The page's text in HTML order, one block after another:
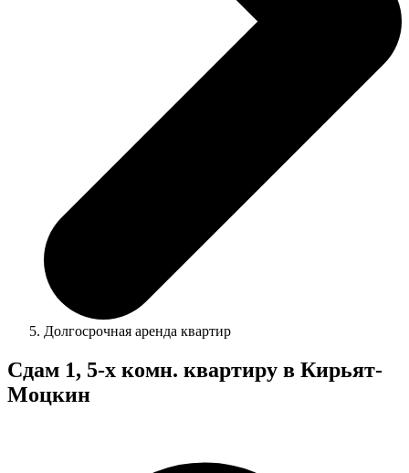
Долгосрочная аренда квартир
Сдам 1, 5-х комн. квартиру в Кирьят-
Моцкин